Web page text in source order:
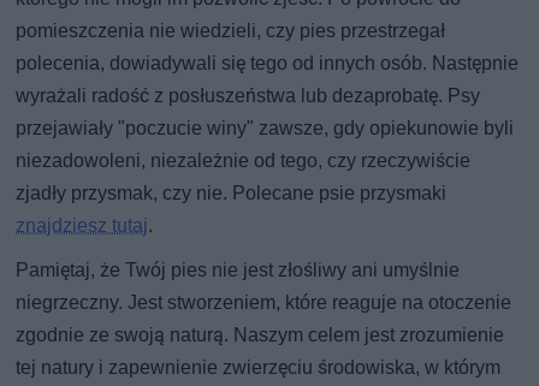
pomieszczenia nie wiedzieli, czy pies przestrzegał
polecenia, dowiadywali się tego od innych osób. Następnie
wyrażali radość z posłuszeństwa lub dezaprobatę. Psy
przejawiały "poczucie winy" zawsze, gdy opiekunowie byli
niezadowoleni, niezależnie od tego, czy rzeczywiście
zjadły przysmak, czy nie. Polecane psie przysmaki
znajdziesz tutaj.
Pamiętaj, że Twój pies nie jest złośliwy ani umyślnie
niegrzeczny. Jest stworzeniem, które reaguje na otoczenie
zgodnie ze swoją naturą. Naszym celem jest zrozumienie
tej natury i zapewnienie zwierzęciu środowiska, w którym